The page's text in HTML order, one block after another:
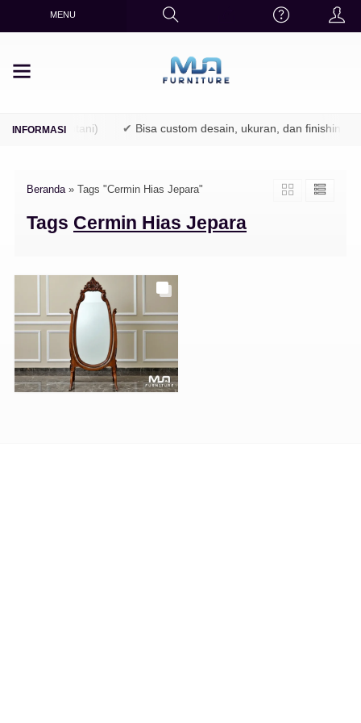
MENU
(TPK / Perhutani) ✔ Bisa custom desain, ukuran, dan finishing
Beranda» Tags "Cermin Hias Jepara"
Tags Cermin Hias Jepara